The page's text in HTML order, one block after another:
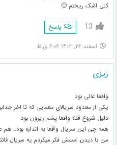
کلی اشک ریختم 🙂
13 پاسخ
اسفند ۲۶, ۱۴۰۲ ۶:۰۶ ق.ظ
زیزی
واقعا عالی بود
یکی از معدود سریالای معمایی که تا اخر
دلیل شروع قتلا واقعا پشم ریزون بود
همه چی این سریال واقعا به اندازه بود..
من با دیدن اسمش فکر میکردم یه سریال